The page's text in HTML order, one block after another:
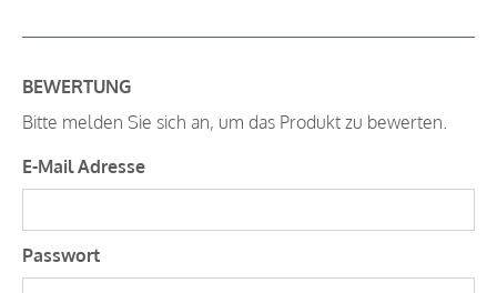
BEWERTUNG
Bitte melden Sie sich an, um das Produkt zu bewerten.
E-Mail Adresse
Passwort